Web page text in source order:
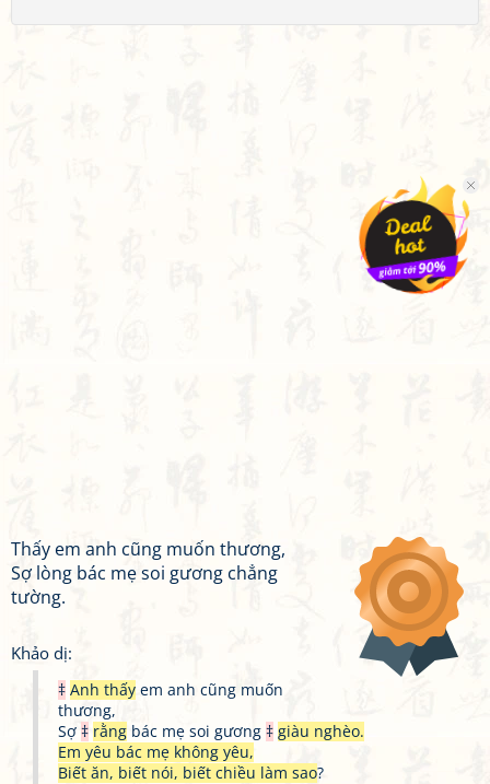
Thấy em anh cũng muốn thương,
Sợ lòng bác mẹ soi gương chẳng
tường.
Khảo dị:
‡ Anh thấy em anh cũng muốn
thương,
Sợ ‡ rằng bác mẹ soi gương ‡ giàu nghèo.
Em yêu bác mẹ không yêu,
Biết ăn, biết nói, biết chiều làm sao?